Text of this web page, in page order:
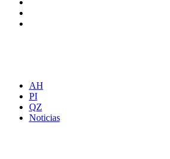
AH
PI
QZ
Noticias